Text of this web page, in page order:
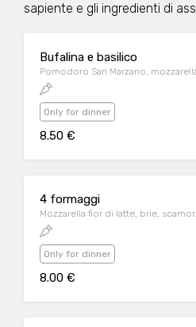
sapiente e gli ingredienti di
Bufalina e basilico
Pomodoro San Marzano,
Only for dinner
8.50 €
4 formaggi
Mozzarella fior di latte, brie,
Only for dinner
8.00 €